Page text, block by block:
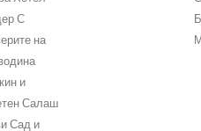
С
на
и
Салаш
Сад и